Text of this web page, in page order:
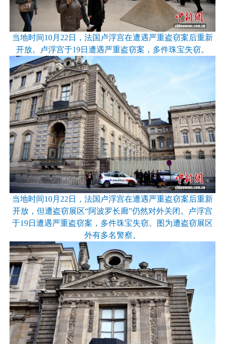
当地时间10月22日，法国卢浮宫在遭遇严重盗窃案后重新
开放。卢浮宫于19日遭遇严重盗窃案，多件珠宝失窃。
当地时间10月22日，法国卢浮宫在遭遇严重盗窃案后重新
开放，但遭盗窃展区“阿波罗长廊”仍然对外关闭。卢浮宫
于19日遭遇严重盗窃案，多件珠宝失窃。图为遭盗窃展区
外有多名警察。